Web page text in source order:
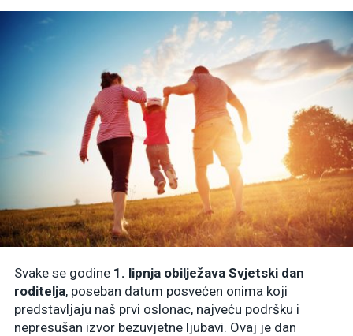
Svake se godine 1. lipnja obilježava Svjetski dan
roditelja, poseban datum posvećen onima koji
predstavljaju naš prvi oslonac, najveću podršku i
nepresušan izvor bezuvjetne ljubavi. Ovaj je dan